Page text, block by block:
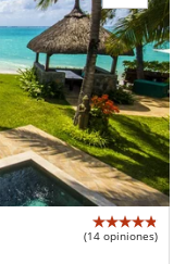
(14 opiniones)